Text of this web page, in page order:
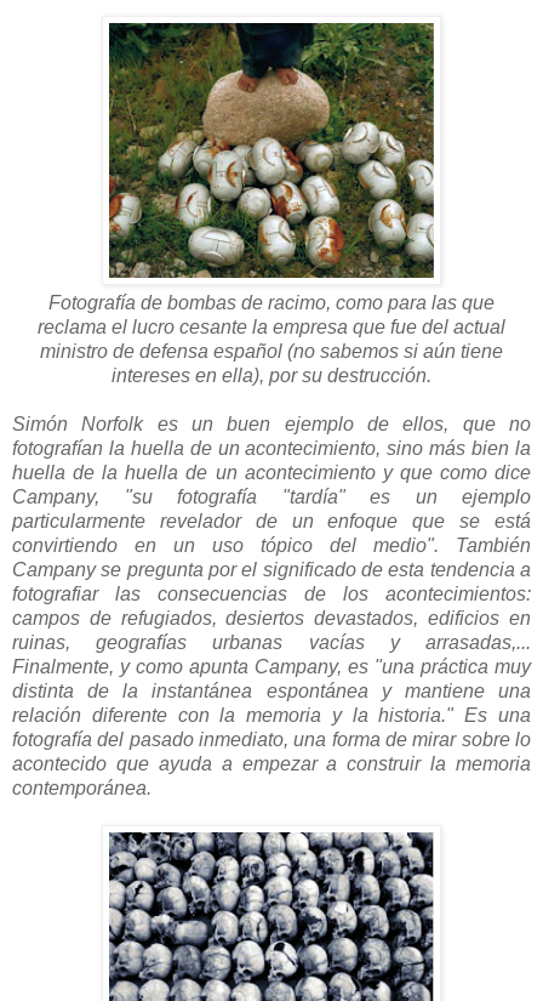
Fotografía de bombas de racimo, como para las que
reclama el lucro cesante la empresa que fue del actual
ministro de defensa español (no sabemos si aún tiene
intereses en ella), por su destrucción.
Simón Norfolk es un buen ejemplo de ellos, que no
fotografían la huella de un acontecimiento, sino más bien la
huella de la huella de un acontecimiento y que como dice
Campany, "su fotografía "tardía" es un ejemplo
particularmente revelador de un enfoque que se está
convirtiendo en un uso tópico del medio". También
Campany se pregunta por el significado de esta tendencia a
fotografiar las consecuencias de los acontecimientos:
campos de refugiados, desiertos devastados, edificios en
ruinas, geografías urbanas vacías y arrasadas,...
Finalmente, y como apunta Campany, es "una práctica muy
distinta de la instantánea espontánea y mantiene una
relación diferente con la memoria y la historia." Es una
fotografía del pasado inmediato, una forma de mirar sobre lo
acontecido que ayuda a empezar a construir la memoria
contemporánea.